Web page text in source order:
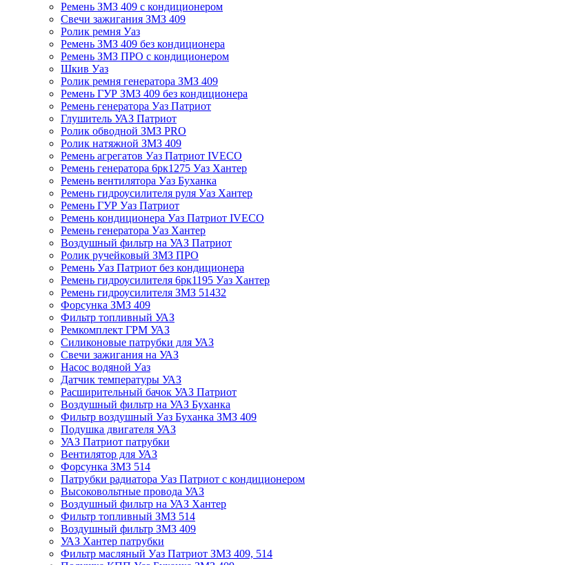
Ремень ЗМЗ 409 с кондиционером
Свечи зажигания ЗМЗ 409
Ролик ремня Уаз
Ремень ЗМЗ 409 без кондиционера
Ремень ЗМЗ ПРО с кондиционером
Шкив Уаз
Ролик ремня генератора ЗМЗ 409
Ремень ГУР ЗМЗ 409 без кондиционера
Ремень генератора Уаз Патриот
Глушитель УАЗ Патриот
Ролик обводной ЗМЗ PRO
Ролик натяжной ЗМЗ 409
Ремень агрегатов Уаз Патриот IVECO
Ремень генератора 6рк1275 Уаз Хантер
Ремень вентилятора Уаз Буханка
Ремень гидроусилителя руля Уаз Хантер
Ремень ГУР Уаз Патриот
Ремень кондиционера Уаз Патриот IVECO
Ремень генератора Уаз Хантер
Воздушный фильтр на УАЗ Патриот
Ролик ручейковый ЗМЗ ПРО
Ремень Уаз Патриот без кондиционера
Ремень гидроусилителя 6рк1195 Уаз Хантер
Ремень гидроусилителя ЗМЗ 51432
Форсунка ЗМЗ 409
Фильтр топливный УАЗ
Ремкомплект ГРМ УАЗ
Силиконовые патрубки для УАЗ
Свечи зажигания на УАЗ
Насос водяной Уаз
Датчик температуры УАЗ
Расширительный бачок УАЗ Патриот
Воздушный фильтр на УАЗ Буханка
Фильтр воздушный Уаз Буханка ЗМЗ 409
Подушка двигателя УАЗ
УАЗ Патриот патрубки
Вентилятор для УАЗ
Форсунка ЗМЗ 514
Патрубки радиатора Уаз Патриот с кондиционером
Высоковольтные провода УАЗ
Воздушный фильтр на УАЗ Хантер
Фильтр топливный ЗМЗ 514
Воздушный фильтр ЗМЗ 409
УАЗ Хантер патрубки
Фильтр масляный Уаз Патриот ЗМЗ 409, 514